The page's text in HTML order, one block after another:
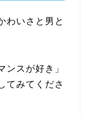
わいさと男と
スが好き」
てみてくださ